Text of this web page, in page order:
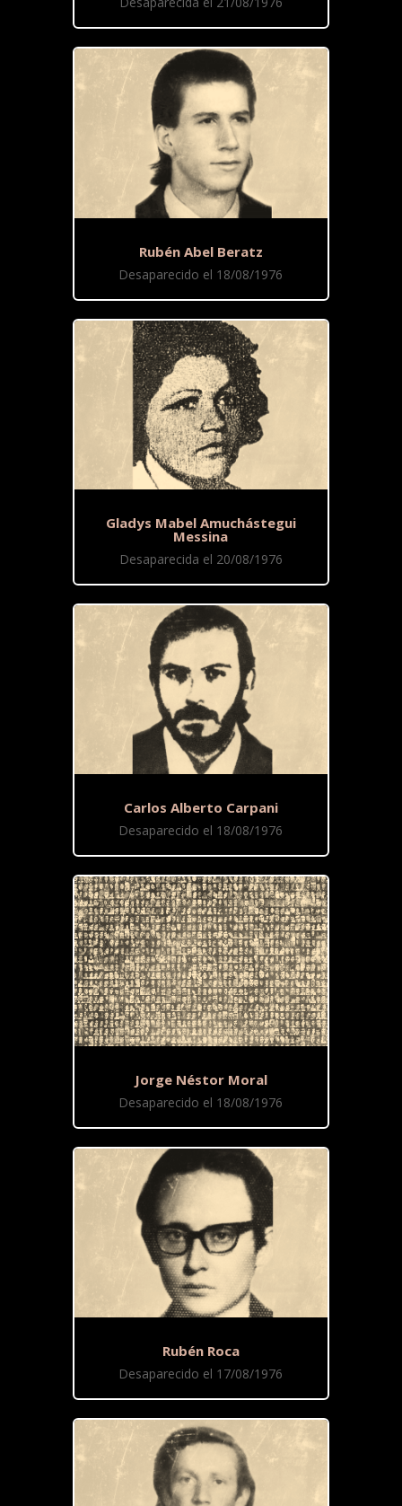
Rubén Abel Beratz
Desaparecido el 18/08/1976
Gladys Mabel Amuchástegui
Messina
Desaparecida el 20/08/1976
Carlos Alberto Carpani
Desaparecido el 18/08/1976
Jorge Néstor Moral
Desaparecido el 18/08/1976
Rubén Roca
Desaparecido el 17/08/1976